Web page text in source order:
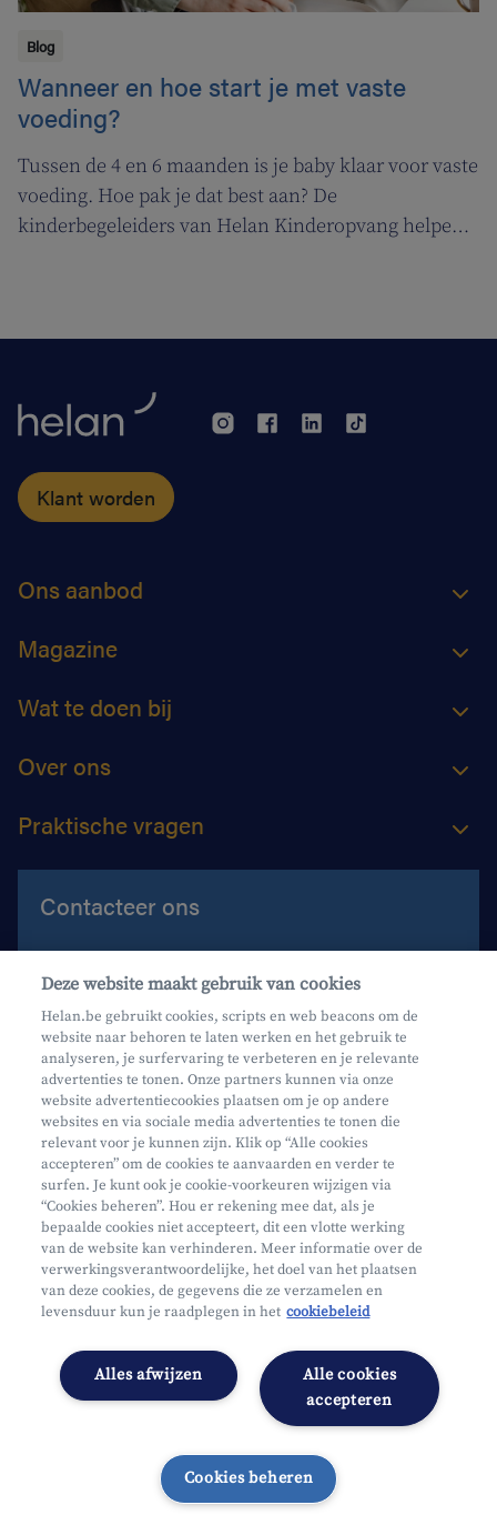
Blog
Wanneer en hoe start je met vaste
voeding?
Tussen de 4 en 6 maanden is je baby klaar voor vaste
voeding. Hoe pak je dat best aan? De
kinderbegeleiders van Helan Kinderopvang helpen
Klant worden
Ons aanbod
Magazine
Wat te doen bij
Over ons
Praktische vragen
Contacteer ons
Contacteer ons
Maak een afspraak
Waar vind je ons?
Mifid
Privacy
Juridische info
Onderworpen aan de controle van CDZ
Toegankelijkheidsverklaring
Cookies beheren
Deze website maakt gebruik van cookies
Helan.be gebruikt cookies, scripts en web beacons om de
website naar behoren te laten werken en het gebruik te
analyseren, je surfervaring te verbeteren en je relevante
advertenties te tonen. Onze partners kunnen via onze
website advertentiecookies plaatsen om je op andere
websites en via sociale media advertenties te tonen die
relevant voor je kunnen zijn. Klik op “Alle cookies
accepteren” om de cookies te aanvaarden en verder te
surfen. Je kunt ook je cookie-voorkeuren wijzigen via
“Cookies beheren”. Hou er rekening mee dat, als je
bepaalde cookies niet accepteert, dit een vlotte werking
van de website kan verhinderen. Meer informatie over de
verwerkingsverantwoordelijke, het doel van het plaatsen
van deze cookies, de gegevens die ze verzamelen en
levensduur kun je raadplegen in het cookiebeleid
Alle cookies
accepteren
Alles afwijzen
Cookies beheren